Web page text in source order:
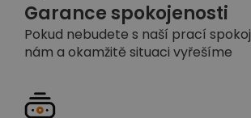
Garance spokojenosti
Pokud nebudete s naší prací
nám a okamžitě situaci vyřešíme